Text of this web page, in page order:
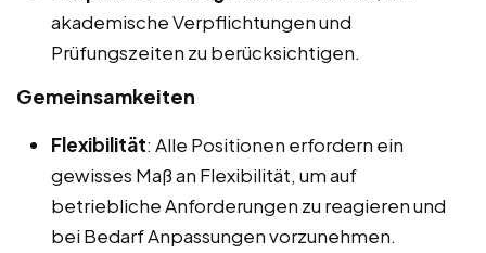
akademische Verpflichtungen und
Prüfungszeiten zu berücksichtigen.
Gemeinsamkeiten
Flexibilität: Alle Positionen erfordern ein
gewisses Maß an Flexibilität, um auf
betriebliche Anforderungen zu reagieren und
bei Bedarf Anpassungen vorzunehmen.